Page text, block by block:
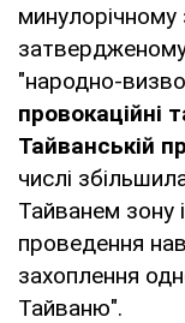
минулорічному
"народно-
провокаційні
Тайванській
числі
Тайванем зону
проведення
захоплення
Тайваню".